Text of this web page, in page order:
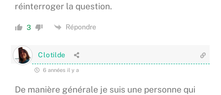
réinterroger la question.
3 Répondre
Clotilde
6 années il y a
De manière générale je suis une personne qui